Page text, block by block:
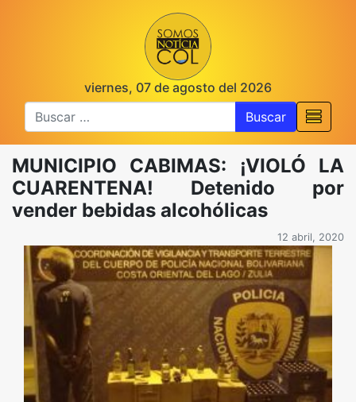
viernes, 07 de agosto del 2026
Buscar
MUNICIPIO CABIMAS: ¡VIOLÓ LA
CUARENTENA! Detenido por
vender bebidas alcohólicas
12 abril, 2020